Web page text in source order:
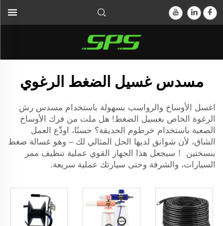
مسدس غسيل الضغط الرغوي
اغسل الأوساخ والرواسب بسهولة باستخدام مسدس رش
الرغوة الخاص بغسيل الضغط! هل ملت من فرك الأوساخ
الصعبة باستخدام خرطوم الحديقة؟ حسنًا، اودِّع العمل
الشاق، لأن شوانق لديها الحل المثالي لك – وهو غسالة ضغط
بنسختين
！سيجعل هذا الجهاز القوي عملية تنظيف ممر
السيارات، والشرفة وحتى سيارتك عملية سريعة.